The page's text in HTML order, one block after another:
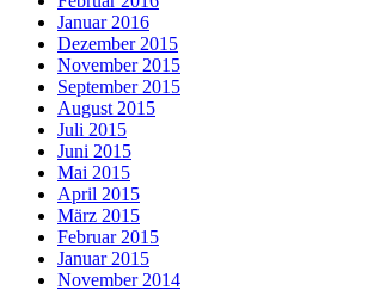
Januar 2016
Dezember 2015
November 2015
September 2015
August 2015
Juli 2015
Juni 2015
Mai 2015
April 2015
März 2015
Februar 2015
Januar 2015
November 2014